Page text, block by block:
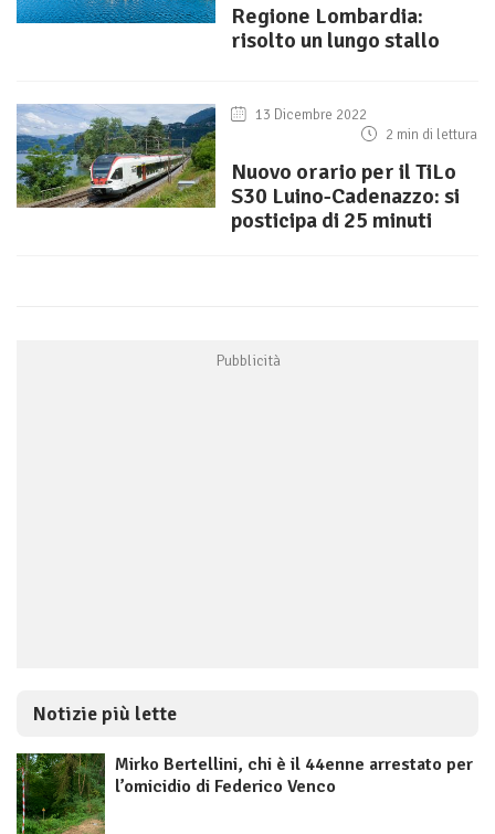
Regione Lombardia:
risolto un lungo stallo
13 Dicembre 2022
2 min di lettura
Nuovo orario per il TiLo
S30 Luino-Cadenazzo: si
posticipa di 25 minuti
Notizie più lette
Mirko Bertellini, chi è il 44enne arrestato per
l’omicidio di Federico Venco